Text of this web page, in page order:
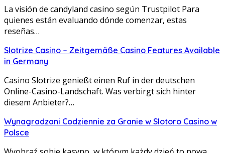
La visión de candyland casino según Trustpilot Para
quienes están evaluando dónde comenzar, estas
reseñas…
Slotrize Casino – Zeitgemäße Casino Features Available
in Germany
Casino Slotrize genießt einen Ruf in der deutschen
Online-Casino-Landschaft. Was verbirgt sich hinter
diesem Anbieter?…
Wynagradzani Codziennie za Granie w Slotoro Casino w
Polsce